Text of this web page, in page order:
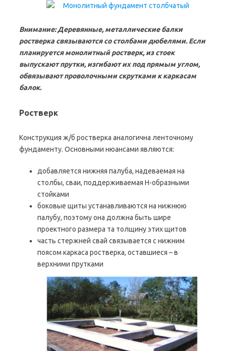
Внимание: Деревянные, металлические балки
ростверка связываются со столбами дюбелями. Если
планируется монолитный ростверк, из стоек
выпускают прутки, изгибают их под прямым углом,
обвязывают проволочными скрутками к каркасам
балок.
Ростверк
Конструкция ж/б ростверка аналогична ленточному
фундаменту. Основными нюансами являются:
добавляется нижняя палуба, надеваемая на
столбы, сваи, поддерживаемая H-образными
стойками
боковые щиты устанавливаются на нижнюю
палубу, поэтому она должна быть шире
проектного размера та толщину этих щитов
часть стержней свай связывается с нижним
поясом каркаса ростверка, оставшиеся – в
верхними прутками